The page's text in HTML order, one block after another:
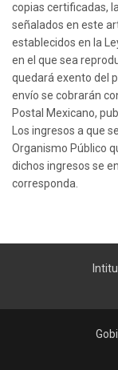
copias certificadas,
señalados en este
establecidos en la
en el que sea
quedará exento del
envío se cobrarán
Postal Mexicano,
Los ingresos a que
Organismo Público
dichos ingresos se
corresponda.